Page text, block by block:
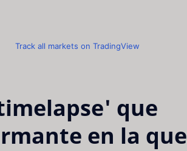
Track all markets on TradingView
que
en la que